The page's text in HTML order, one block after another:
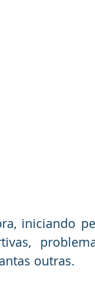
iniciando
outras.